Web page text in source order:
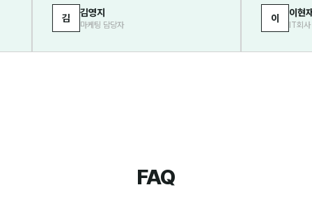
김영지
마케팅 담당자
이현재
IT회사 대표
FAQ